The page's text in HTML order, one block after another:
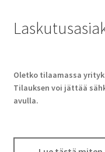
Oletko tilaamassa
Tilauksen voi jättää
avulla.